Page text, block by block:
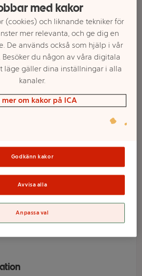
2dl
butik och handla
kan variera mellan butikerna
med kakor
(cookies) och liknande tekniker för
mer relevanta, och ge dig en
De används också som hjälp i vår
Besöker du någon av våra digitala
läge gäller dina inställningar i alla
kanaler.
mer om kakor på ICA
Godkänn kakor
Avvisa alla
Anpassa val